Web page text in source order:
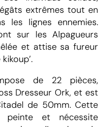
extrêmes tout en
les lignes ennemies.
sur les Alpagueurs
et attise sa fureur
de 22 pièces,
Dresseur Ork, et est
de 50mm. Cette
et nécessite